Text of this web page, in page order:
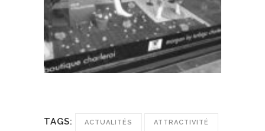
TAGS: ACTUALITÉS ATTRACTIVITÉ